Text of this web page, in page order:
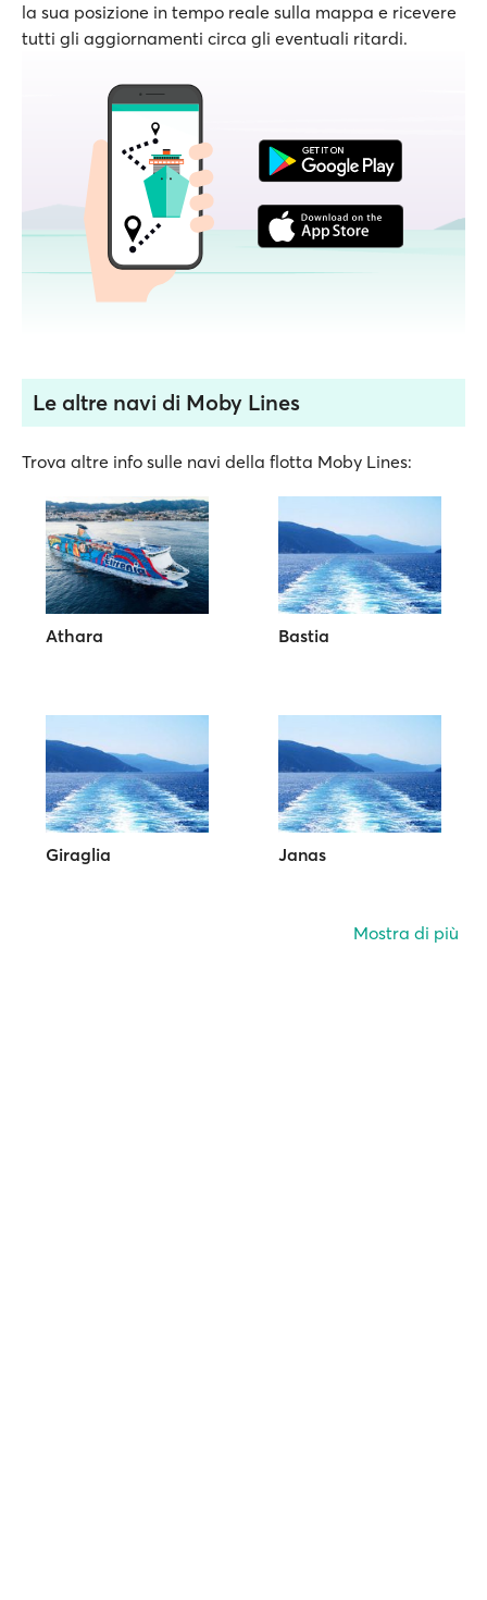
la sua posizione in tempo reale sulla mappa e ricevere
tutti gli aggiornamenti circa gli eventuali ritardi.
Le altre navi di Moby Lines
Trova altre info sulle navi della flotta Moby Lines:
Athara Bastia
Giraglia Janas
Mostra di più